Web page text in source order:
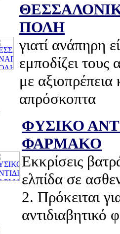
ΠΟΛΗ
γιατί ανάπηρη
εμποδίζει
με αξιοπρέπεια
απρόσκοπτα
ΦΥΣΙΚΟ
ΦΑΡΜΑΚΟ
Εκκρίσεις
ελπίδα σε
2. Πρόκειται
αντιδιαβητικό